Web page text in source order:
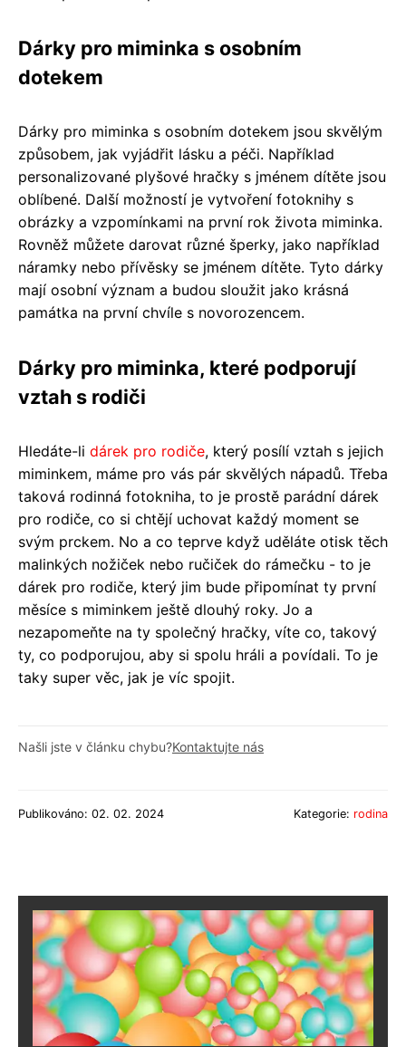
Dárky pro miminka s osobním
dotekem
Dárky pro miminka s osobním dotekem jsou skvělým
způsobem, jak vyjádřit lásku a péči. Například
personalizované plyšové hračky s jménem dítěte jsou
oblíbené. Další možností je vytvoření fotoknihy s
obrázky a vzpomínkami na první rok života miminka.
Rovněž můžete darovat různé šperky, jako například
náramky nebo přívěsky se jménem dítěte. Tyto dárky
mají osobní význam a budou sloužit jako krásná
památka na první chvíle s novorozencem.
Dárky pro miminka, které podporují
vztah s rodiči
Hledáte-li dárek pro rodiče, který posílí vztah s jejich
miminkem, máme pro vás pár skvělých nápadů. Třeba
taková rodinná fotokniha, to je prostě parádní dárek
pro rodiče, co si chtějí uchovat každý moment se
svým prckem. No a co teprve když uděláte otisk těch
malinkých nožiček nebo ručiček do rámečku - to je
dárek pro rodiče, který jim bude připomínat ty první
měsíce s miminkem ještě dlouhý roky. Jo a
nezapomeňte na ty společný hračky, víte co, takový
ty, co podporujou, aby si spolu hráli a povídali. To je
taky super věc, jak je víc spojit.
Našli jste v článku chybu?Kontaktujte nás
Publikováno: 02. 02. 2024 Kategorie: rodina